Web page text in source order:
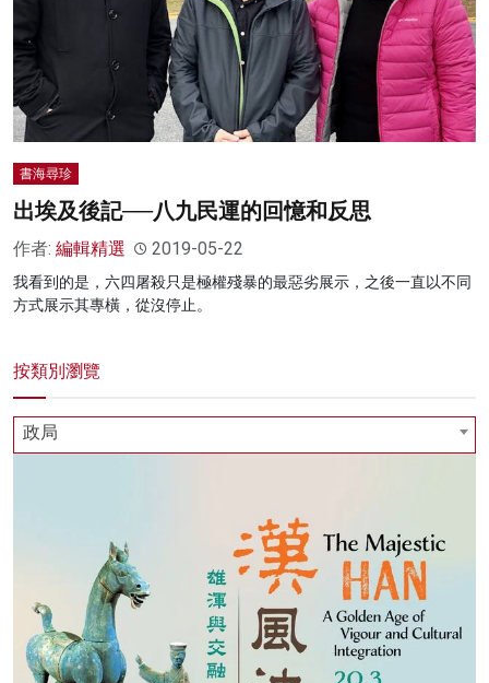
書海尋珍
出埃及後記──八九民運的回憶和反思
作者: 編輯精選 2019-05-22
我看到的是，六四屠殺只是極權殘暴的最惡劣展示，之後一直以不同
方式展示其專橫，從沒停止。
按類別瀏覽
政局